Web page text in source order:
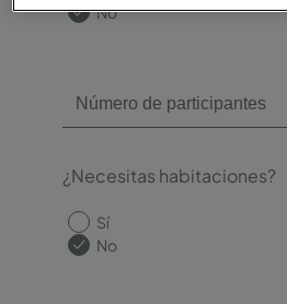
No
¿Necesitas habitaciones?
Sí
No